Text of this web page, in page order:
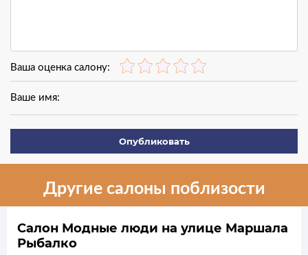
Ваша оценка салону:
Ваше имя:
Опубликовать
Другие салоны поблизости
Салон Модные люди на улице Маршала
Рыбалко